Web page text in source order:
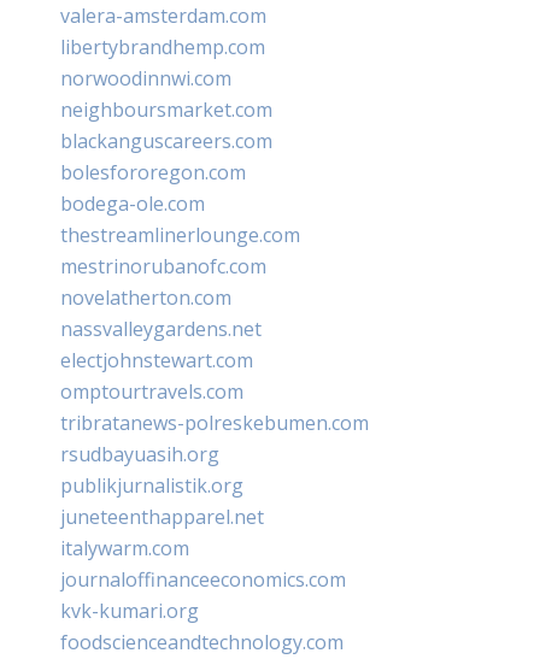
valera-amsterdam.com
libertybrandhemp.com
norwoodinnwi.com
neighboursmarket.com
blackanguscareers.com
bolesfororegon.com
bodega-ole.com
thestreamlinerlounge.com
mestrinorubanofc.com
novelatherton.com
nassvalleygardens.net
electjohnstewart.com
omptourtravels.com
tribratanews-polreskebumen.com
rsudbayuasih.org
publikjurnalistik.org
juneteenthapparel.net
italywarm.com
journaloffinanceeconomics.com
kvk-kumari.org
foodscienceandtechnology.com